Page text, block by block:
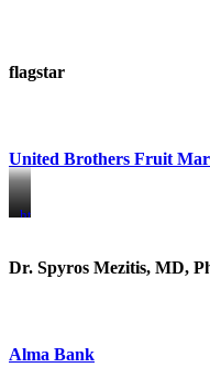
flagstar
United Brothers Fruit
https://
https://
Dr. Spyros Mezitis, MD,
Alma Bank